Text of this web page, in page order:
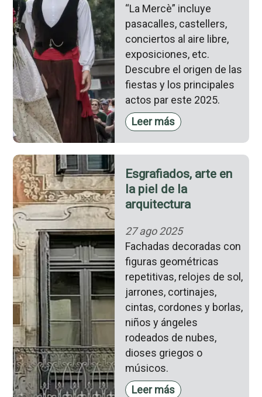
“La Mercè” incluye
pasacalles, castellers,
conciertos al aire libre,
exposiciones, etc.
Descubre el origen de las
fiestas y los principales
actos par este 2025.
Leer más
Esgrafiados, arte en
la piel de la
arquitectura
27 ago 2025
Fachadas decoradas con
figuras geométricas
repetitivas, relojes de sol,
jarrones, cortinajes,
cintas, cordones y borlas,
niños y ángeles
rodeados de nubes,
dioses griegos o
músicos.
Leer más